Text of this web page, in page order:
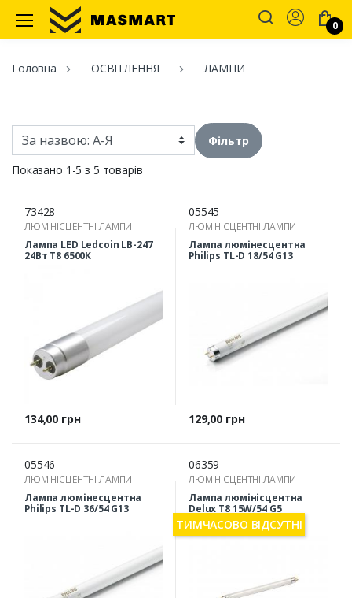
Masmart
Account
0
Головна ОСВІТЛЕННЯ ЛАМПИ
Фільтр
Показано 1-5 з 5 товарів
73428
ЛЮМІНІСЦЕНТНІ ЛАМПИ
Лампа LED Ledcoin LB-247
24Вт Т8 6500К
Ціна
134,00 грн
05545
ЛЮМІНІСЦЕНТНІ ЛАМПИ
Лампа люмінесцентна
Philips TL-D 18/54 G13
Ціна
129,00 грн
05546
ЛЮМІНІСЦЕНТНІ ЛАМПИ
Лампа люмінесцентна
Philips TL-D 36/54 G13
06359
ЛЮМІНІСЦЕНТНІ ЛАМПИ
Лампа люмінісцентна
Delux T8 15W/54 G5
ТИМЧАСОВО ВІДСУТНІ